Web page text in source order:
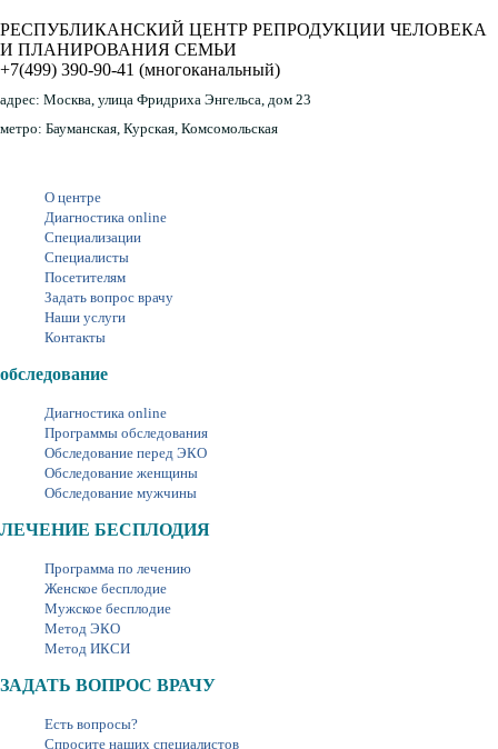
РЕСПУБЛИКАНСКИЙ ЦЕНТР РЕПРОДУКЦИИ ЧЕЛОВЕКА
И ПЛАНИРОВАНИЯ СЕМЬИ
+7(499) 390-90-41 (многоканальный)
адрес: Москва, улица Фридриха Энгельса, дом 23
метро: Бауманская, Курская, Комсомольская
О центре
Диагностика online
Специализации
Специалисты
Посетителям
Задать вопрос врачу
Наши услуги
Контакты
обследование
Диагностика online
Программы обследования
Обследование перед ЭКО
Обследование женщины
Обследование мужчины
ЛЕЧЕНИЕ БЕСПЛОДИЯ
Программа по лечению
Женское бесплодие
Мужское бесплодие
Метод ЭКО
Метод ИКСИ
ЗАДАТЬ ВОПРОС ВРАЧУ
Есть вопросы?
Спросите наших специалистов